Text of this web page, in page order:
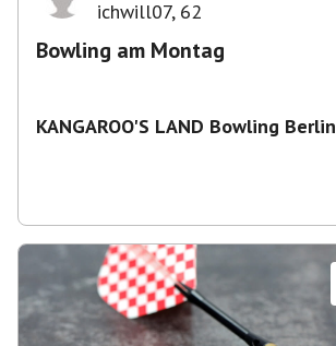
ichwill07, 62
Bowling am Montag
KANGAROO'S LAND Bowling Berlin